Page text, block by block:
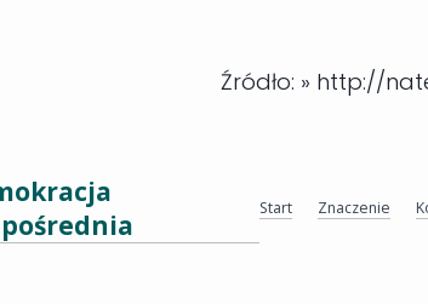
Źródło: » http://
Start Znaczenie